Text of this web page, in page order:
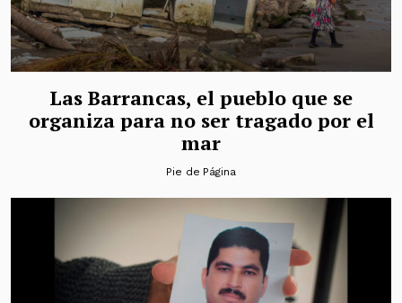
Las Barrancas, el pueblo que se
organiza para no ser tragado por el
mar
Pie de Página